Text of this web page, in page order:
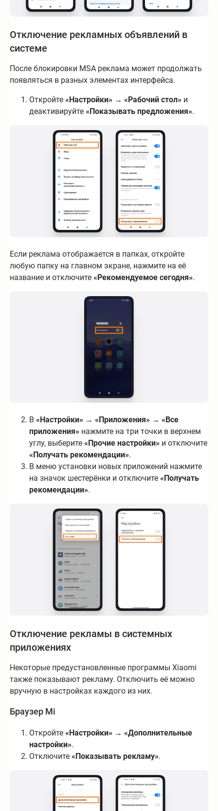
Отключение рекламных объявлений в
системе
После блокировки MSA реклама может продолжать
появляться в разных элементах интерфейса.
Откройте «Настройки» → «Рабочий стол» и
деактивируйте «Показывать предложения».
Если реклама отображается в папках, откройте
любую папку на главном экране, нажмите на её
название и отключите «Рекомендуемое сегодня».
В «Настройки» → «Приложения» → «Все
приложения» нажмите на три точки в верхнем
углу, выберите «Прочие настройки» и отключите
«Получать рекомендации».
В меню установки новых приложений нажмите
на значок шестерёнки и отключите «Получать
рекомендации».
Отключение рекламы в системных
приложениях
Некоторые предустановленные программы Xiaomi
также показывают рекламу. Отключить её можно
вручную в настройках каждого из них.
Браузер Mi
Откройте «Настройки» → «Дополнительные
настройки».
Отключите «Показывать рекламу».